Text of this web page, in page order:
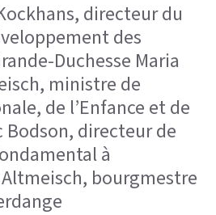
directeur du
des
Duchesse Maria
ministre de
de l’Enfance et de
Bodson, directeur de
à
bourgmestre